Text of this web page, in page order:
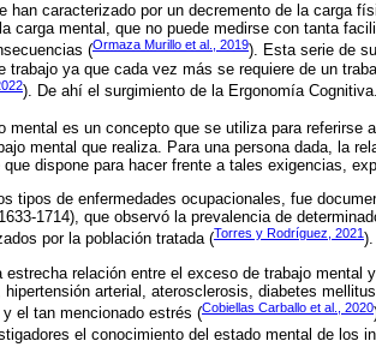
han caracterizado por un decremento de la carga
carga mental, que no puede medirse con tanta
(Ormaza Murillo et al., 2019). Esta serie de
trabajo ya que cada vez más se requiere de un
). De ahí el surgimiento de la Ergonomía Cognitiva.
mental es un concepto que se utiliza para referirse
mental que realiza. Para una persona dada, la
dispone para hacer frente a tales exigencias,
tipos de enfermedades ocupacionales, fue
1714), que observó la prevalencia de
por la población tratada (Torres y Rodríguez, 2021).
relación entre el exceso de trabajo mental
arterial, aterosclerosis, diabetes
el tan mencionado estrés (Cobiellas Carballo et al., 2020
el conocimiento del estado mental de los